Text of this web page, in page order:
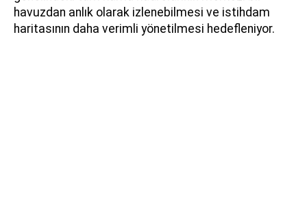
havuzdan anlık olarak izlenebilmesi ve istihdam
haritasının daha verimli yönetilmesi hedefleniyor.